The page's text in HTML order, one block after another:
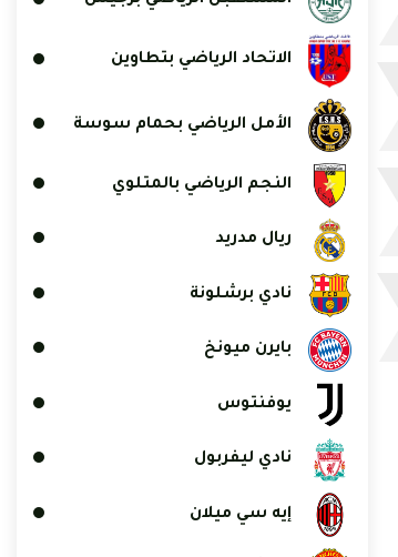
الاتحاد الرياضي بتطاوين
الأمل الرياضي بحمام سوسة
النجم الرياضي بالمتلوي
ريال مدريد
نادي برشلونة
بايرن ميونخ
يوفنتوس
نادي ليفربول
إيه سي ميلان